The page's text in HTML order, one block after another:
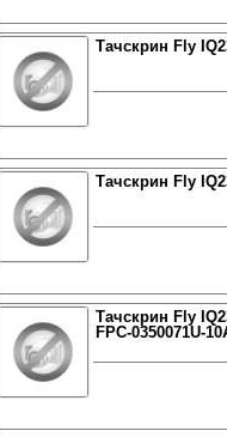
Тачскрин Fly
Тачскрин Fly
Тачскрин Fly
FPC-0350071U-